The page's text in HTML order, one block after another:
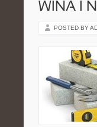
WINA I
POSTED BY